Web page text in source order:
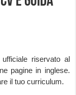
riservato al
pagine in inglese.
il tuo curriculum.